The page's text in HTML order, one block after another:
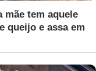
mãe tem aquele
queijo e assa em